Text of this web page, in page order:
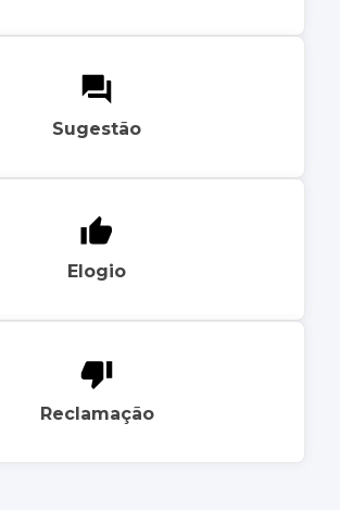
Sugestão
Elogio
Reclamação